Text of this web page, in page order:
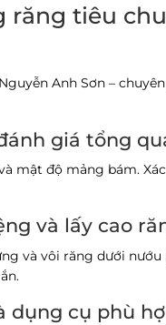
tiêu
Anh Sơn –
giá tổng
mật độ mảng bám.
và lấy cao
và vôi răng dưới
dụng cụ phù